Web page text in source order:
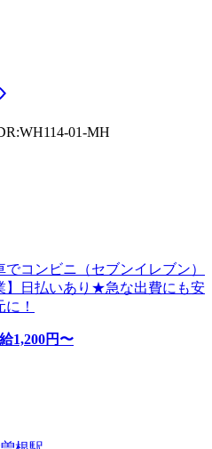
01-MH
コンビニ（セブンイレブン）
】日払いあり★急な出費にも安
！
1,200円〜